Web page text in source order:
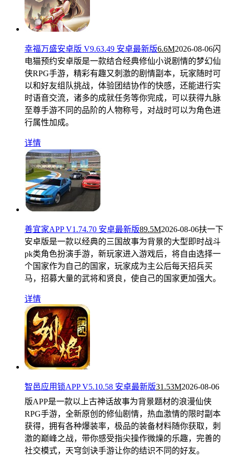
幸福万盛安卓版 V9.63.49 安卓最新版6.6M2026-08-06闪
电猫预约安卓版是一款结合经典修仙小说剧情的梦幻仙
侠RPG手游，精彩有趣又刺激的剧情副本，玩家随时可
以和好友组队挑战，体验团结协作的快感，还能进行实
时语音交流，诸多的成就任务等你完成，可以获得九脉
至尊手游不同的品阶的人物称号，对战时可以为角色进
行属性加成。
详情
善宜家APP V1.74.70 安卓最新版89.5M2026-08-06扶一下
安卓版是一款以经典的三国故事为背景的大型即时战斗
pk类角色扮演手游，新玩家进入游戏后，将自由选择一
个国家作为自己的国家，玩家成为主公后每天招兵买
马，招募大量的武将和贤良，使自己的国家更加强大。
详情
智邑应用锁APP V5.10.58 安卓最新版31.53M2026-08-06
版APP是一款以上古神话故事为背景题材的浪漫仙侠
RPG手游，全新原创的修仙剧情，热血激情的限时副本
获得，拥有各种爆装率，极品的装备材料随你获取，刺
激的巅峰之战，带你感受指尖操作微燥的乐趣，完善的
社交模式，天穹剑诀手游让你的结识不同的好友。